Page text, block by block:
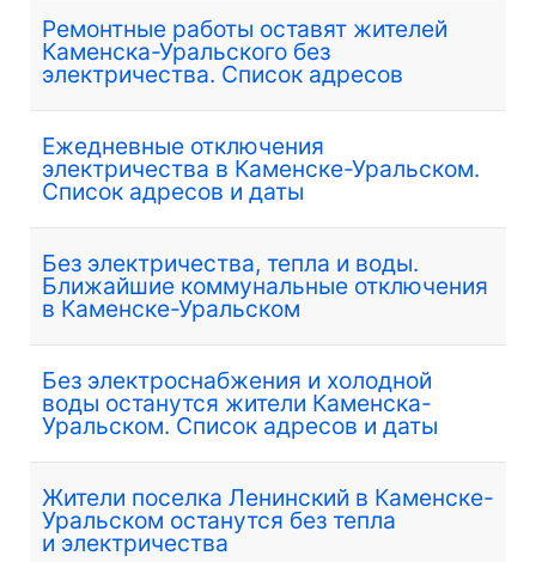
Ремонтные работы оставят жителей
Каменска-Уральского без
электричества. Список адресов
Ежедневные отключения
электричества в Каменске-Уральском.
Список адресов и даты
Без электричества, тепла и воды.
Ближайшие коммунальные отключения
в Каменске-Уральском
Без электроснабжения и холодной
воды останутся жители Каменска-
Уральском. Список адресов и даты
Жители поселка Ленинский в Каменске-
Уральском останутся без тепла
и электричества